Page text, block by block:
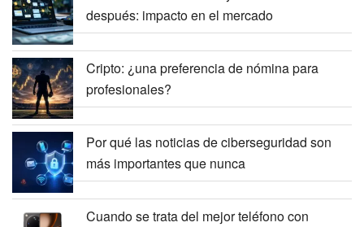
después: impacto en el mercado
Cripto: ¿una preferencia de nómina para
profesionales?
Por qué las noticias de ciberseguridad son
más importantes que nunca
Cuando se trata del mejor teléfono con